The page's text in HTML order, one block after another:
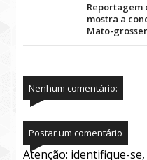
Reportagem
mostra a
Mato-
Nenhum comentário:
Postar um comentário
Atenção: identifique-